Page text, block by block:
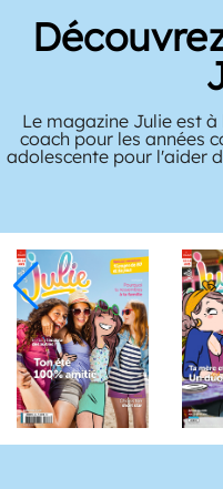
Le magazine Julie est
coach pour les années
adolescente pour l'aider